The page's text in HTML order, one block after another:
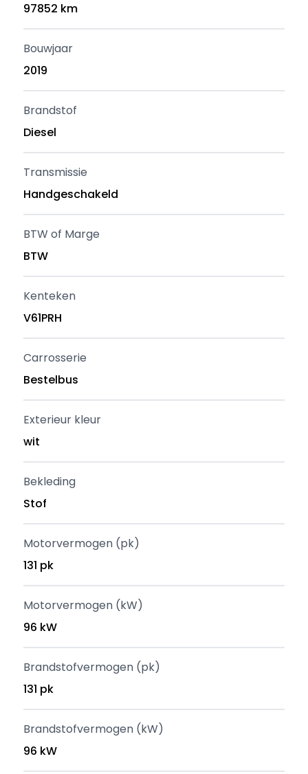
97852 km
Bouwjaar
2019
Brandstof
Diesel
Transmissie
Handgeschakeld
BTW of Marge
BTW
Kenteken
V61PRH
Carrosserie
Bestelbus
Exterieur kleur
wit
Bekleding
Stof
Motorvermogen (pk)
131 pk
Motorvermogen (kW)
96 kW
Brandstofvermogen (pk)
131 pk
Brandstofvermogen (kW)
96 kW